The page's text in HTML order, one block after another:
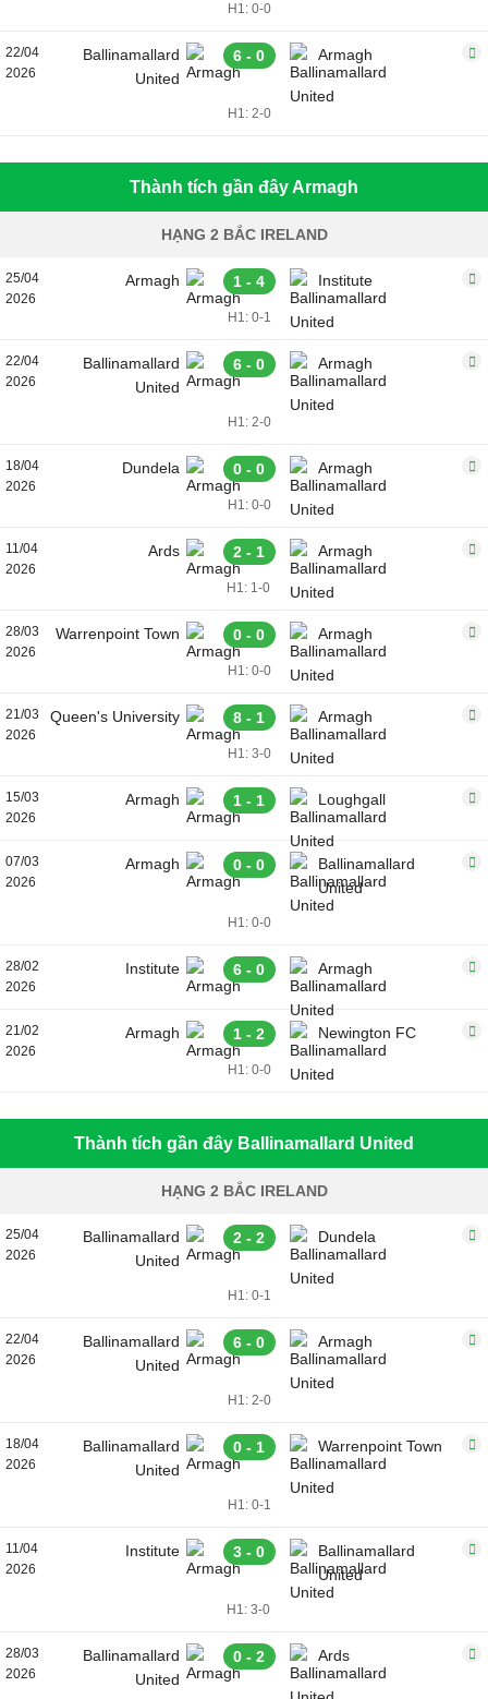
H1: 0-0
22/04
2026
Ballinamallard
United
6 - 0 Armagh
H1: 2-0
Thành tích gần đây Armagh
HẠNG 2 BẮC IRELAND
25/04
2026
Armagh 1 - 4 Institute
H1: 0-1
22/04
2026
Ballinamallard
United
6 - 0 Armagh
H1: 2-0
18/04
2026
Dundela 0 - 0 Armagh
H1: 0-0
11/04
2026
Ards 2 - 1 Armagh
H1: 1-0
28/03
2026
Warrenpoint Town 0 - 0 Armagh
H1: 0-0
21/03
2026
Queen's University 8 - 1 Armagh
H1: 3-0
15/03
2026
Armagh 1 - 1 Loughgall
07/03
2026
Armagh 0 - 0
Ballinamallard
United
H1: 0-0
28/02
2026
Institute 6 - 0 Armagh
21/02
2026
Armagh 1 - 2 Newington FC
H1: 0-0
Thành tích gần đây Ballinamallard United
HẠNG 2 BẮC IRELAND
25/04
2026
Ballinamallard
United
2 - 2 Dundela
H1: 0-1
22/04
2026
Ballinamallard
United
6 - 0 Armagh
H1: 2-0
18/04
2026
Ballinamallard
United
0 - 1 Warrenpoint Town
H1: 0-1
11/04
2026
Institute 3 - 0
Ballinamallard
United
H1: 3-0
28/03
2026
Ballinamallard
United
0 - 2 Ards